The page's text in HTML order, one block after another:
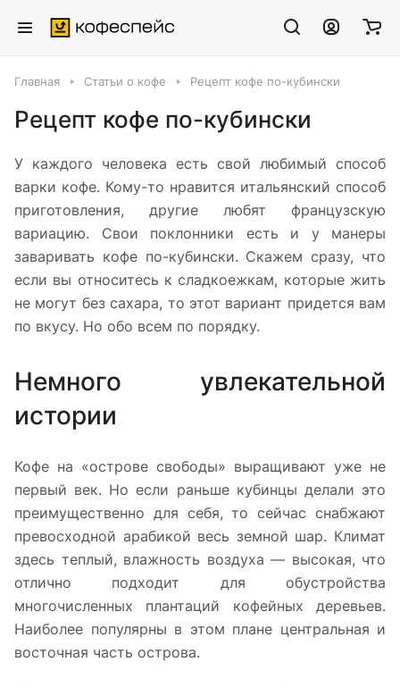
Главная Статьи о кофе Рецепт кофе по-кубински
Рецепт кофе по-кубински
У каждого человека есть свой любимый способ
варки кофе. Кому-то нравится итальянский способ
приготовления, другие любят французскую
вариацию. Свои поклонники есть и у манеры
заваривать кофе по-кубински. Скажем сразу, что
если вы относитесь к сладкоежкам, которые жить
не могут без сахара, то этот вариант придется вам
по вкусу. Но обо всем по порядку.
Немного увлекательной
истории
Кофе на «острове свободы» выращивают уже не
первый век. Но если раньше кубинцы делали это
преимущественно для себя, то сейчас снабжают
превосходной арабикой весь земной шар. Климат
здесь теплый, влажность воздуха — высокая, что
отлично подходит для обустройства
многочисленных плантаций кофейных деревьев.
Наиболее популярны в этом плане центральная и
восточная часть острова.